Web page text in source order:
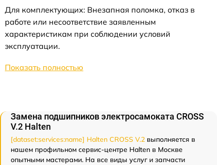
Для комплектующих: Внезапная поломка, отказ в
работе или несоответствие заявленным
характеристикам при соблюдении условий
эксплуатации.
Показать полностью
Замена подшипников электросамоката CROSS
V.2 Halten
[dataset:services:name] Halten CROSS V.2 выполняется в
нашем профильном сервис-центре Halten в Москве
опытными мастерами. На все виды услуг и запчасти